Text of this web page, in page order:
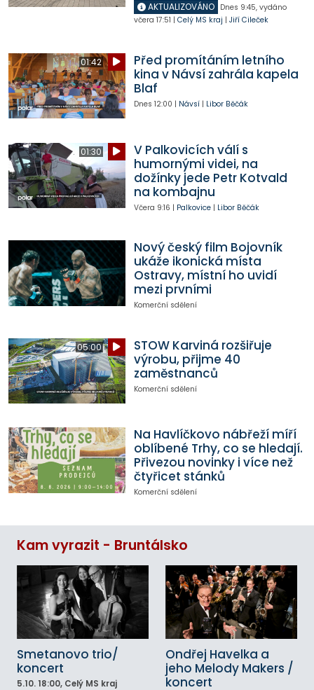
AKTUALIZOVÁNO Dnes 9:45, vydáno
včera 17:51 | Celý MS kraj | Jiří Cileček
01:42
Před promítáním letního
kina v Návsí zahrála kapela
Blaf
Dnes 12:00 | Návsí| Libor Běčák
01:30
V Palkovicích válí s
humornými videi, na
dožínky jede Petr Kotvald
na kombajnu
Včera 9:16 | Palkovice| Libor Běčák
Nový český film Bojovník
ukáže ikonická místa
Ostravy, místní ho uvidí
mezi prvními
Komerční sdělení
05:00
STOW Karviná rozšiřuje
výrobu, přijme 40
zaměstnanců
Komerční sdělení
Na Havlíčkovo nábřeží míří
oblíbené Trhy, co se hledají.
Přivezou novinky i více než
čtyřicet stánků
Komerční sdělení
Kam vyrazit - Bruntálsko
Smetanovo trio/
koncert
5.10. 18:00, Celý MS kraj
Ondřej Havelka a
jeho Melody Makers /
koncert